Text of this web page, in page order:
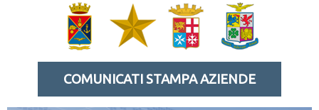
COMUNICATI STAMPA AZIENDE